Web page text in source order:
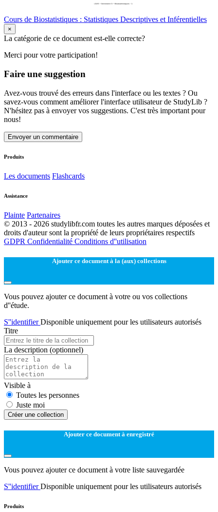
Cours de Biostatistiques : Statistiques Descriptives et Inférentielles
×
La catégorie de ce document est-elle correcte?
Merci pour votre participation!
Faire une suggestion
Avez-vous trouvé des erreurs dans l'interface ou les textes ? Ou
savez-vous comment améliorer l'interface utilisateur de StudyLib ?
N'hésitez pas à envoyer vos suggestions. C'est très important pour
nous!
Envoyer un commentaire
Produits
Les documents Flashcards
Assistance
Plainte Partenaires
© 2013 - 2026 studylibfr.com toutes les autres marques déposées et
droits d'auteur sont la propriété de leurs propriétaires respectifs
GDPR Confidentialité Conditions d''utilisation
Ajouter ce document à la (aux) collections
Vous pouvez ajouter ce document à votre ou vos collections
d''étude.
S''identifierDisponible uniquement pour les utilisateurs autorisés
Titre
La description (optionnel)
Visible à
Toutes les personnes
Juste moi
Créer une collection
Ajouter ce document à enregistré
Vous pouvez ajouter ce document à votre liste sauvegardée
S''identifierDisponible uniquement pour les utilisateurs autorisés
Produits